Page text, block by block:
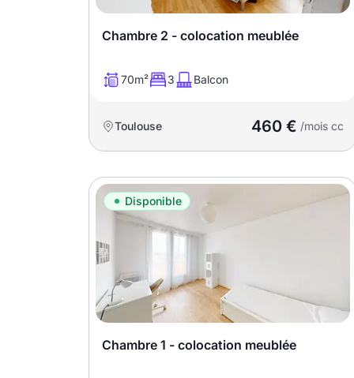
T11 T12
T14 T15
m2
Nombre de chambres
chambres
disponibles
Chambre 2 - colocation meublée
70m² 3 Balcon
Toulouse 460 € /mois cc
Disponible
Chambre 1 - colocation meublée